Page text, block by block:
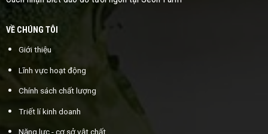
VỀ CHÚNG TÔI
Giới thiệu
Lĩnh vực hoạt động
Chính sách chất lượng
Triết lí kinh doanh
Năng lực - cơ sở vật chất